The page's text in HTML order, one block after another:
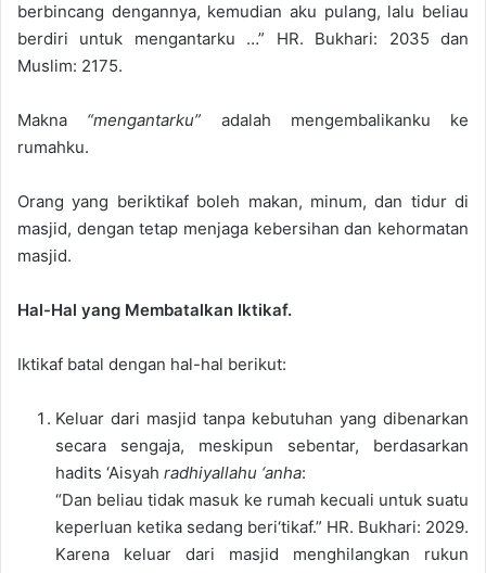
berbincang dengannya, kemudian aku pulang, lalu beliau
berdiri untuk mengantarku …” HR. Bukhari: 2035 dan
Muslim: 2175.
Makna “mengantarku” adalah mengembalikanku ke
rumahku.
Orang yang beriktikaf boleh makan, minum, dan tidur di
masjid, dengan tetap menjaga kebersihan dan kehormatan
masjid.
Hal-Hal yang Membatalkan Iktikaf.
Iktikaf batal dengan hal-hal berikut:
Keluar dari masjid tanpa kebutuhan yang dibenarkan
secara sengaja, meskipun sebentar, berdasarkan
hadits ‘Aisyah radhiyallahu ‘anha:
“Dan beliau tidak masuk ke rumah kecuali untuk suatu
keperluan ketika sedang beri‘tikaf.” HR. Bukhari: 2029.
Karena keluar dari masjid menghilangkan rukun